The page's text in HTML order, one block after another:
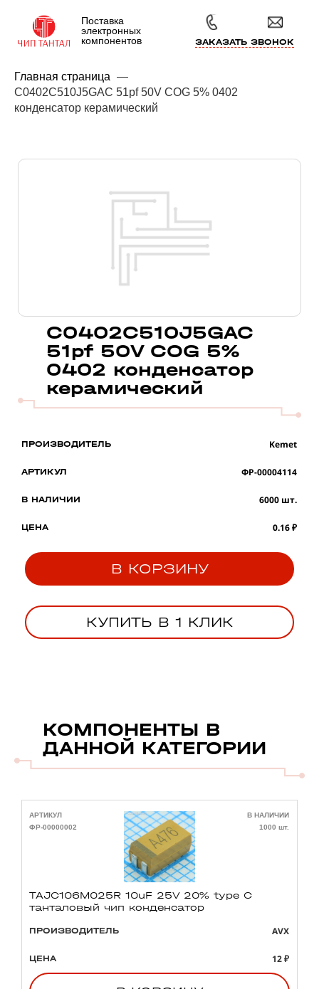
Поставка
электронных
компонентов
ЗАКАЗАТЬ ЗВОНОК
Главная страница —
C0402C510J5GAC 51pf 50V COG 5% 0402
конденсатор керамический
C0402C510J5GAC
51pf 50V COG 5%
0402 конденсатор
керамический
ПРОИЗВОДИТЕЛЬ Kemet
АРТИКУЛ ФР-00004114
В НАЛИЧИИ 6000 шт.
ЦЕНА 0.16 ₽
В КОРЗИНУ
КУПИТЬ В 1 КЛИК
КОМПОНЕНТЫ В
ДАННОЙ КАТЕГОРИИ
АРТИКУЛ
ФР-00000002
В НАЛИЧИИ
1000 шт.
TAJC106M025R 10uF 25V 20% type C
танталовый чип конденсатор
ПРОИЗВОДИТЕЛЬ AVX
ЦЕНА 12 ₽